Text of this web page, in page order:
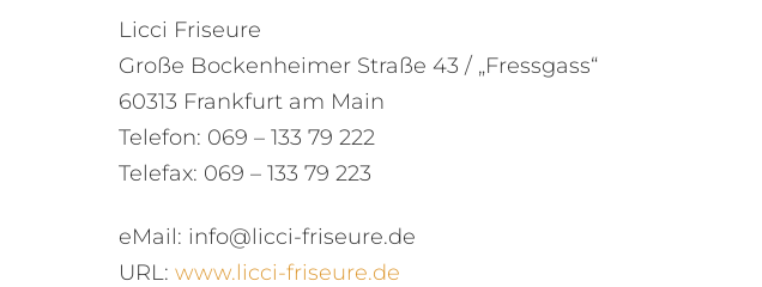
Licci Friseure
Große Bockenheimer Straße 43 / „Fressgass“
60313 Frankfurt am Main
Telefon: 069 – 133 79 222
Telefax: 069 – 133 79 223
eMail: info@licci-friseure.de
URL: www.licci-friseure.de